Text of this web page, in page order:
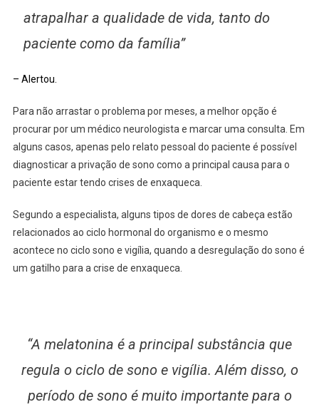
atrapalhar a qualidade de vida, tanto do
paciente como da família”
– Alertou.
Para não arrastar o problema por meses, a melhor opção é
procurar por um médico neurologista e marcar uma consulta. Em
alguns casos, apenas pelo relato pessoal do paciente é possível
diagnosticar a privação de sono como a principal causa para o
paciente estar tendo crises de enxaqueca.
Segundo a especialista, alguns tipos de dores de cabeça estão
relacionados ao ciclo hormonal do organismo e o mesmo
acontece no ciclo sono e vigília, quando a desregulação do sono é
um gatilho para a crise de enxaqueca.
“A melatonina é a principal substância que
regula o ciclo de sono e vigília. Além disso, o
período de sono é muito importante para o